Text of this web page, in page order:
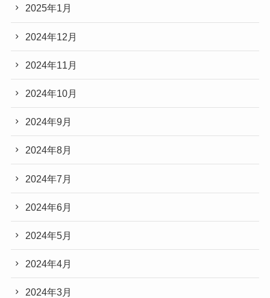
2025年1月
2024年12月
2024年11月
2024年10月
2024年9月
2024年8月
2024年7月
2024年6月
2024年5月
2024年4月
2024年3月